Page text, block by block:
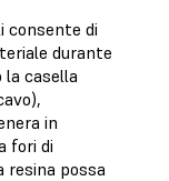
consente di
durante
la casella
in
fori di
resina possa